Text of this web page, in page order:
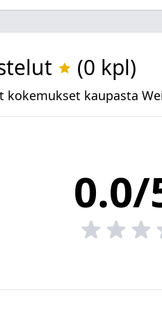
(0 kpl)
kokemukset kaupasta
0.0/